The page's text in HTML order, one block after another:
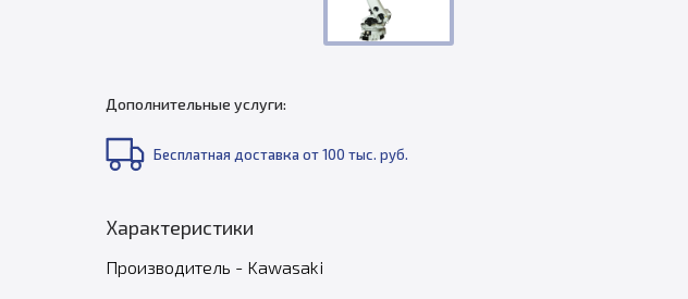
Дополнительные услуги:
Бесплатная доставка от 100 тыс. руб.
Характеристики
Производитель - Kawasaki